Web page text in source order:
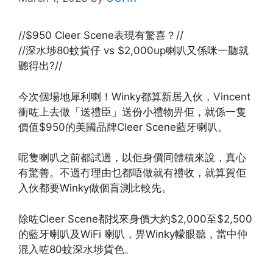
//$950 Cleer Scene表現有驚喜？//
//深水埗80蚊貨仔 vs $2,000up喇叭又係咪一聽就
聽得出?//
今次個場地犀利喇！Winky都算新居入伙，Vincent
衝咗上去做「送禮臣」送份小禮物畀佢，就係一隻
價值$950的美國品牌Cleer Scene藍牙喇叭。
呢隻喇叭之前都試過，以佢身價同體積來說，真心
有驚善。不過冇理由乜都唔做就有禮收，就算賀佢
入伙都要Winky做個盲測比較先。
除咗Cleer Scene都找來身價大約$2,000至$2,500
的藍牙喇叭及WiFi 喇叭，畀Winky幪眼聽，當中仲
混入咗80蚊深水埗貨色。